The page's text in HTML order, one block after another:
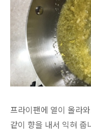
프라이팬에 열이 올라
같이 향을 내서 익혀 줍